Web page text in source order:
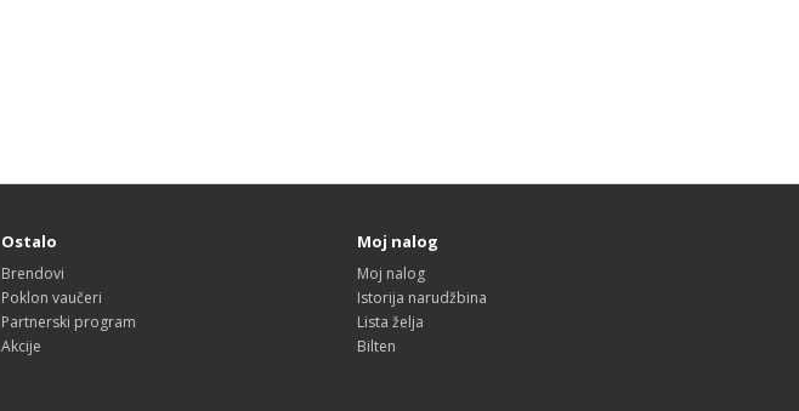
Ostalo
Brendovi
Poklon vaučeri
Partnerski program
Akcije
Moj nalog
Moj nalog
Istorija narudžbina
Lista želja
Bilten